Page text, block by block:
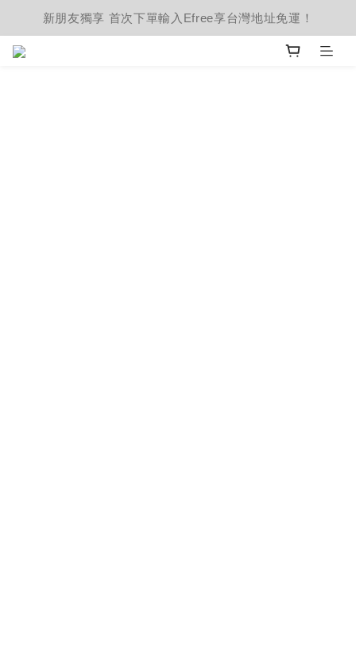
新朋友獨享 首次下單輸入Efree享台灣地址免運！